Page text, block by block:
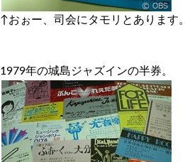
↑おぉー、司会にタモリとあります。
1979年の城島ジャズインの半券。